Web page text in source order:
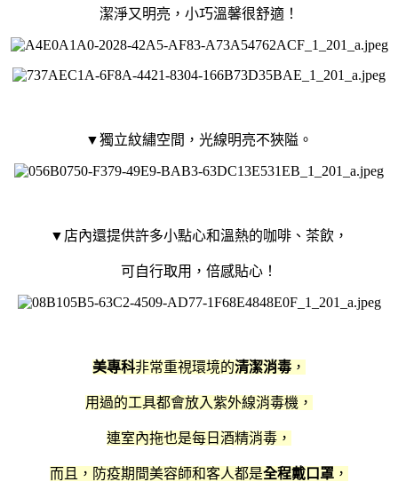
潔淨又明亮，小巧溫馨很舒適！
▼獨立紋繡空間，光線明亮不狹隘。
▼店內還提供許多小點心和溫熱的咖啡、茶飲，
可自行取用，倍感貼心！
美專科非常重視環境的清潔消毒 ，
用過的工具都會放入紫外線消毒機，
連室內拖也是每日酒精消毒，
而且，防疫期間美容師和客人都是全程戴口罩 ，